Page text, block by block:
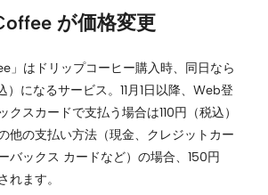
が価格変更
」はドリップコーヒー購入時、同日なら
）になるサービス。11月1日以降、Web登
クスカードで支払う場合は110円（税込）
他の支払い方法（現金、クレジットカー
バックス カードなど）の場合、150円
れます。